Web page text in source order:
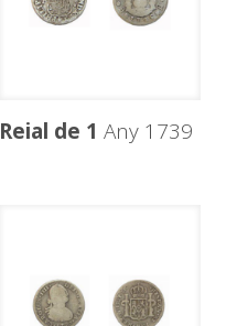
Reial de 1 Any 1739